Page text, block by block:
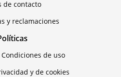
de contacto
y reclamaciones
de uso
y de cookies